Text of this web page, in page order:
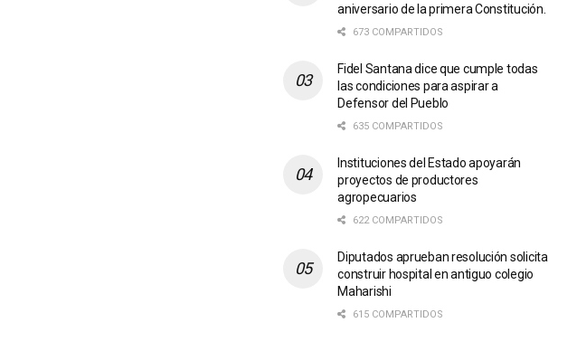
aniversario de la primera Constitución.
673 COMPARTIDOS
Fidel Santana dice que cumple todas
las condiciones para aspirar a
Defensor del Pueblo
635 COMPARTIDOS
Instituciones del Estado apoyarán
proyectos de productores
agropecuarios
622 COMPARTIDOS
Diputados aprueban resolución solicita
construir hospital en antiguo colegio
Maharishi
615 COMPARTIDOS